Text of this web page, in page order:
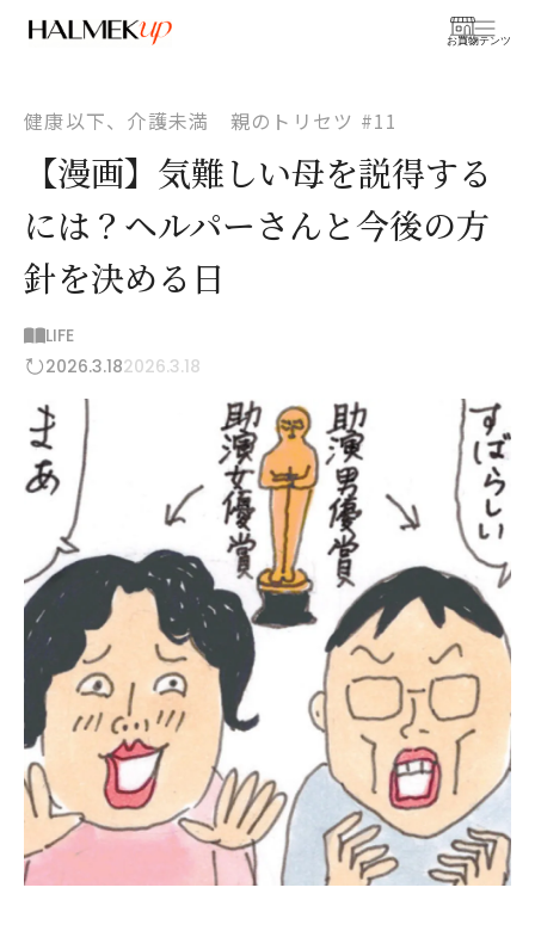
お買物
コンテンツ
健康以下、介護未満 親のトリセツ #11
【漫画】気難しい母を説得する
には？ヘルパーさんと今後の方
針を決める日
LIFE
2026.3.182026.3.18